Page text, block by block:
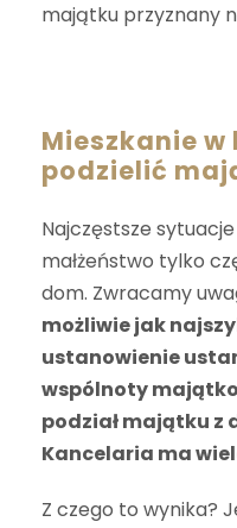
majątku przyznany
Mieszkanie
podzielić
Najczęstsze
małżeństwo tylko
dom. Zwracamy
możliwie jak
ustanowienie
wspólnoty
podział majątku z
Kancelaria ma
Z czego to wynika?